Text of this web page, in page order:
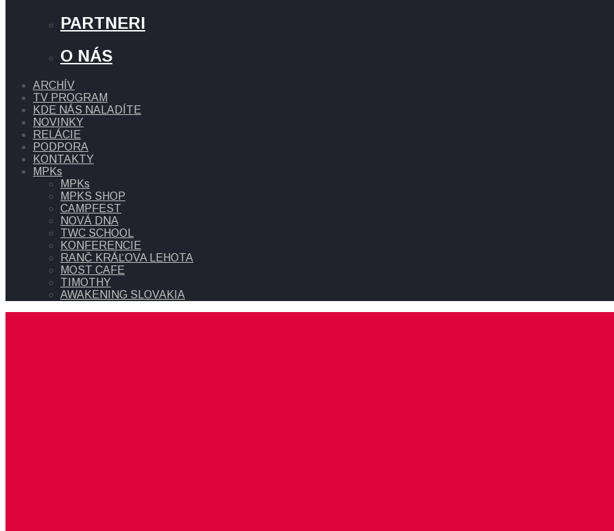
PARTNERI
O NÁS
ARCHÍV
TV PROGRAM
KDE NÁS NALADÍTE
NOVINKY
RELÁCIE
PODPORA
KONTAKTY
MPKs
MPKs
MPKS SHOP
CAMPFEST
NOVÁ DNA
TWC SCHOOL
KONFERENCIE
RANČ KRÁĽOVA LEHOTA
MOST CAFE
TIMOTHY
AWAKENING SLOVAKIA